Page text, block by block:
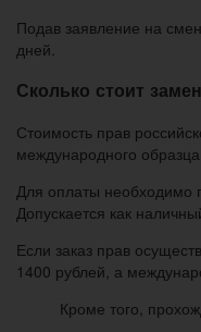
Подав заявление на
дней.
Сколько стоит
Стоимость прав
международного
Для оплаты необходимо
Допускается как
Если заказ прав
1400 рублей, а
Кроме того,